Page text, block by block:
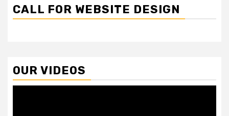
CALL FOR WEBSITE DESIGN
OUR VIDEOS